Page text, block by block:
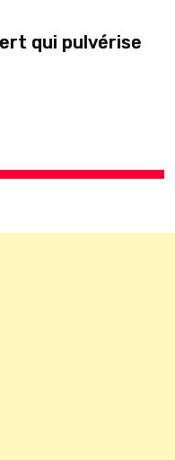
qui pulvérise